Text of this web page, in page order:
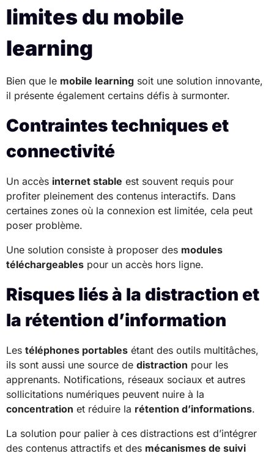
limites du mobile
learning
Bien que le mobile learning soit une solution innovante,
il présente également certains défis à surmonter.
Contraintes techniques et
connectivité
Un accès internet stable est souvent requis pour
profiter pleinement des contenus interactifs. Dans
certaines zones où la connexion est limitée, cela peut
poser problème.
Une solution consiste à proposer des modules
téléchargeables pour un accès hors ligne.
Risques liés à la distraction et
la rétention d’information
Les téléphones portables étant des outils multitâches,
ils sont aussi une source de distraction pour les
apprenants. Notifications, réseaux sociaux et autres
sollicitations numériques peuvent nuire à la
concentration et réduire la rétention d’informations.
La solution pour palier à ces distractions est d’intégrer
des contenus attractifs et des mécanismes de suivi